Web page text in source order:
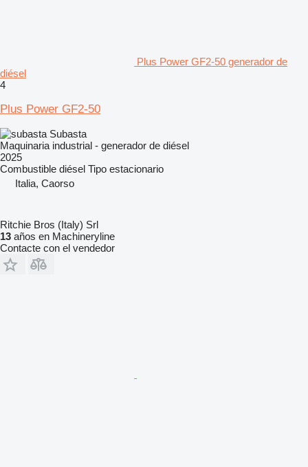
Plus Power GF2-50 generador de
diésel
4
Plus Power GF2-50
Subasta
Maquinaria industrial - generador de diésel
2025
Combustible diésel Tipo estacionario
Italia, Caorso
Ritchie Bros (Italy) Srl
13 años en Machineryline
Contacte con el vendedor